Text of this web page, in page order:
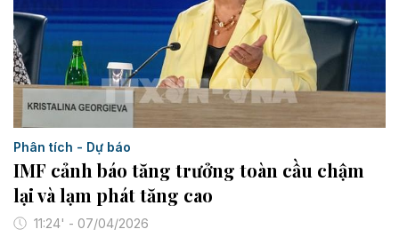
Phân tích - Dự báo
IMF cảnh báo tăng trưởng toàn cầu chậm
lại và lạm phát tăng cao
11:24' - 07/04/2026